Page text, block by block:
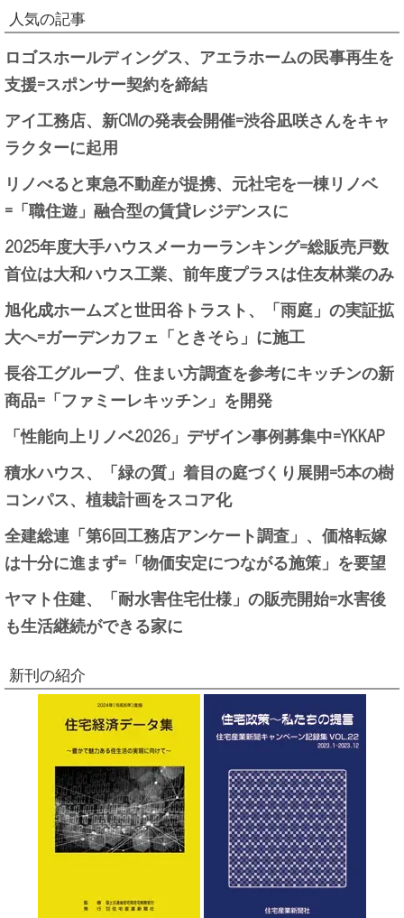
人気の記事
ロゴスホールディングス、アエラホームの民事再生を
支援=スポンサー契約を締結
アイ工務店、新CMの発表会開催=渋谷凪咲さんをキャ
ラクターに起用
リノべると東急不動産が提携、元社宅を一棟リノベ
=「職住遊」融合型の賃貸レジデンスに
2025年度大手ハウスメーカーランキング=総販売戸数
首位は大和ハウス工業、前年度プラスは住友林業のみ
旭化成ホームズと世田谷トラスト、「雨庭」の実証拡
大へ=ガーデンカフェ「ときそら」に施工
長谷工グループ、住まい方調査を参考にキッチンの新
商品=「ファミーレキッチン」を開発
「性能向上リノベ2026」デザイン事例募集中=YKKAP
積水ハウス、「緑の質」着目の庭づくり展開=5本の樹
コンパス、植栽計画をスコア化
全建総連「第6回工務店アンケート調査」、価格転嫁
は十分に進まず=「物価安定につながる施策」を要望
ヤマト住建、「耐水害住宅仕様」の販売開始=水害後
も生活継続ができる家に
新刊の紹介